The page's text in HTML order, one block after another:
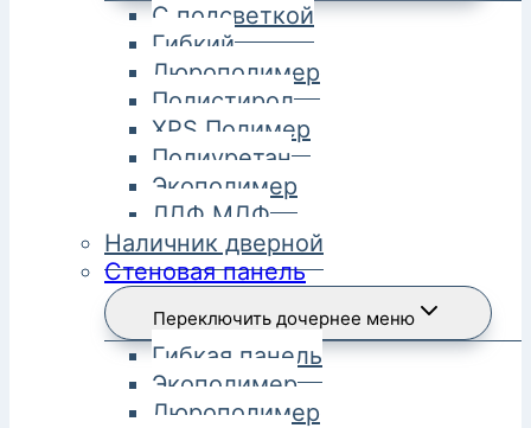
С подсветкой
Гибкий
Дюрополимер
Полистирол
XPS Полимер
Полиуретан
Экополимер
ЛДФ МДФ
Наличник дверной
Стеновая панель
Переключить дочернее меню
Гибкая панель
Экополимер
Дюрополимер